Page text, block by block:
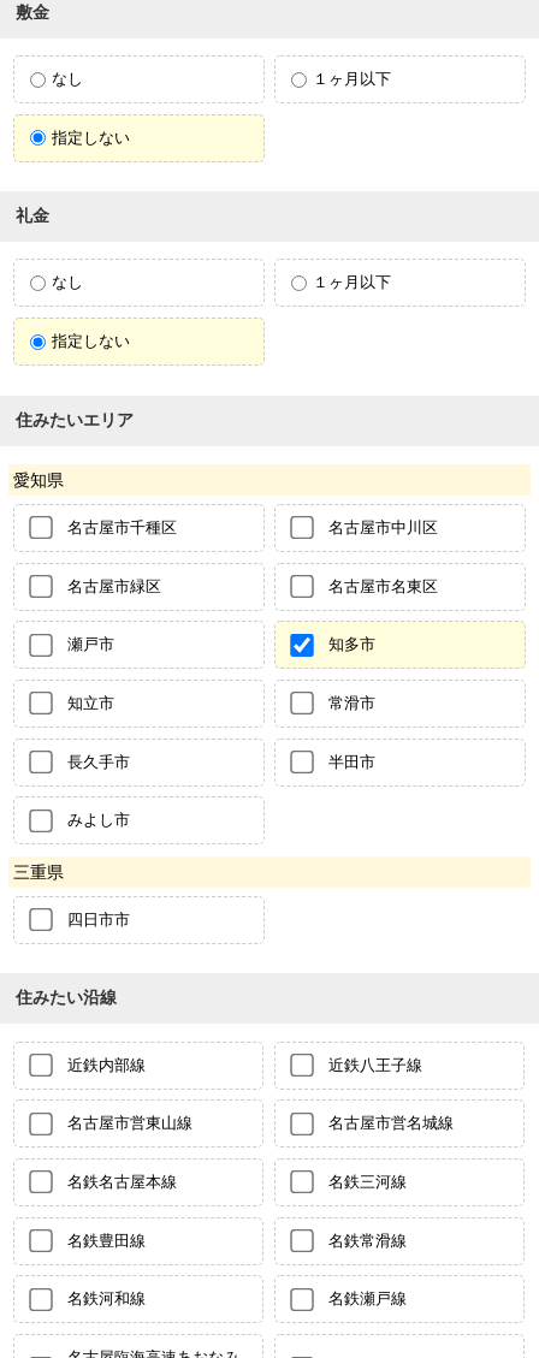
敷金
なし １ヶ月以下
指定しない
礼金
なし １ヶ月以下
指定しない
住みたいエリア
愛知県
名古屋市千種区 名古屋市中川区
名古屋市緑区 名古屋市名東区
瀬戸市 知多市
知立市 常滑市
長久手市 半田市
みよし市
三重県
四日市市
住みたい沿線
近鉄内部線 近鉄八王子線
名古屋市営東山線 名古屋市営名城線
名鉄名古屋本線 名鉄三河線
名鉄豊田線 名鉄常滑線
名鉄河和線 名鉄瀬戸線